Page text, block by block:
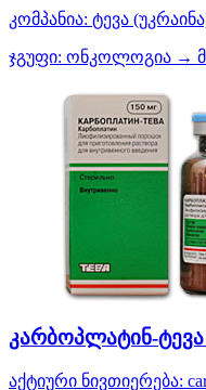
კომპანია: ტევა
ჯგუფი: ონკოლოგია →
კარბოპლატინ-
აქტიური ნივთიერება: